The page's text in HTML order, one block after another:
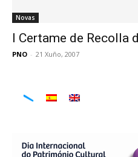
Novas
I Certame de Recolla
PNO - 21 Xuño, 2007